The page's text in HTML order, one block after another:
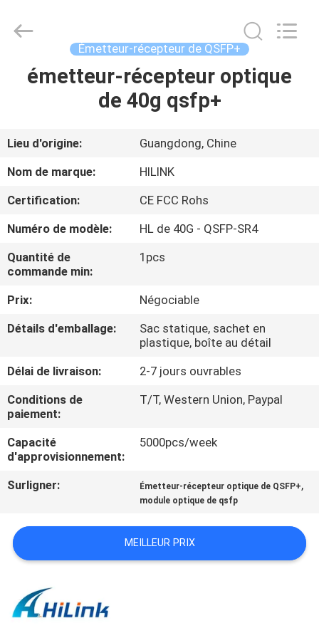
PRODUITS
PROPOS
DE
VISITE
L'USINE
CONTRÔLE
DE
LA
NOUS
CONTACTER
NOUVELLES
HiLink
Technology
Reserved.
Émetteur-récepteur de QSFP+
émetteur-récepteur optique
de 40g qsfp+
Lieu d'origine:
Guangdong, Chine
Nom de marque:
HILINK
Certification:
CE FCC Rohs
Numéro de modèle:
HL de 40G - QSFP-SR4
Quantité de
commande min:
1pcs
Prix:
Négociable
Détails d'emballage:
Sac statique, sachet en
plastique, boîte au détail
Délai de livraison:
2-7 jours ouvrables
Conditions de
paiement:
T/T, Western Union, Paypal
Capacité
d'approvisionnement:
5000pcs/week
Surligner: Émetteur-récepteur optique de QSFP+,
module optique de qsfp
MEILLEUR PRIX